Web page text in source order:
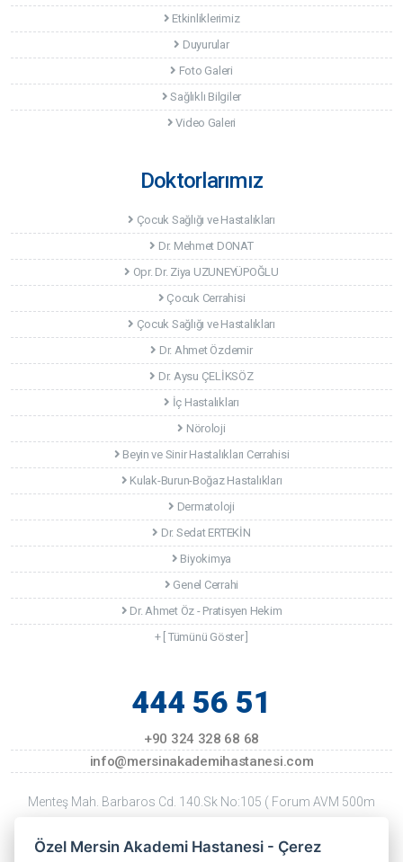
Etkinliklerimiz
Duyurular
Foto Galeri
Sağlıklı Bilgiler
Video Galeri
Doktorlarımız
Çocuk Sağlığı ve Hastalıkları
Dr. Mehmet DONAT
Opr. Dr. Ziya UZUNEYÜPOĞLU
Çocuk Cerrahisi
Çocuk Sağlığı ve Hastalıkları
Dr. Ahmet Özdemir
Dr. Aysu ÇELİKSÖZ
İç Hastalıkları
Nöroloji
Beyin ve Sinir Hastalıkları Cerrahisi
Kulak-Burun-Boğaz Hastalıkları
Dermatoloji
Dr. Sedat ERTEKİN
Biyokimya
Genel Cerrahi
Dr. Ahmet Öz - Pratisyen Hekim
+ [ Tümünü Göster ]
444 56 51
+90 324 328 68 68
info@mersinakademihastanesi.com
Menteş Mah. Barbaros Cd. 140.Sk No:105 ( Forum AVM 500m
Son Güncellenme Tarihi: 22 Temmuz 2026 Çarşamba
Özel Mersin Akademi Hastanesi - Çerez